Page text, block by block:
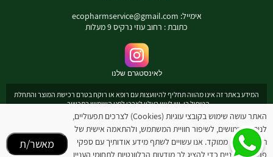
אימייל: ecopharmservice@gmail.com
כתובת : רחוב עוזי נרקיס 9 מעלות
לאינסטגרם שלנו
המידע באתר זה אינו מהווה תחליף להיוועצות עם רופא או רוקח בטרם רכישת המוצר והתחלת
הטיפול בו. יש לעיין בעלון לצרכן לפני השימוש בתכשיר .
מומלץ להיוועץ עם רוקח בכל הנוגע למטרות ואופן השימוש , תופעות לוואי ואינטראקציה עם
תכשירים אחרים.
המחירים בתוקף לרכישה באתר בלבד - להתייעצות עם רוקח: 0795555502
ובנוסף כתובת דואר אלקטרוני
ecopharmservice@gmail.com
האתר עושה שימוש בקובצי עוגיות (Cookies) לצרכים תפעוליים,
לניתוח שימושים, לשיפור חוויית המשתמש, ולהתאמה אישית של
תוכן ופרסום ממוקד. אנו עשויים לשתף מידע אודותיך עם ספקי
פרסום חיצוניים כדי להציג לך מודעות הרלוונטיות לתחומי העניין
מאשר/ת